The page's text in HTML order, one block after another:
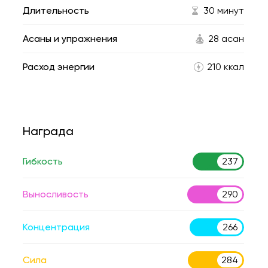
Длительность 30 минут
Асаны и упражнения 28 асан
Расход энергии 210 ккал
Награда
Гибкость 237
Выносливость 290
Концентрация 266
Сила 284